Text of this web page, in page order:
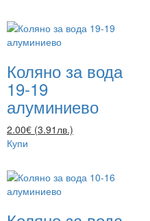
Коляно за вода
19-19
алуминиево
2.00€ (3.91лв.)
Купи